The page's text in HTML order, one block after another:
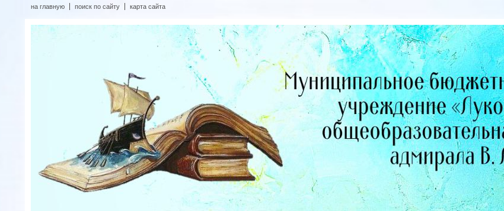
на главную поиск по сайту карта сайта